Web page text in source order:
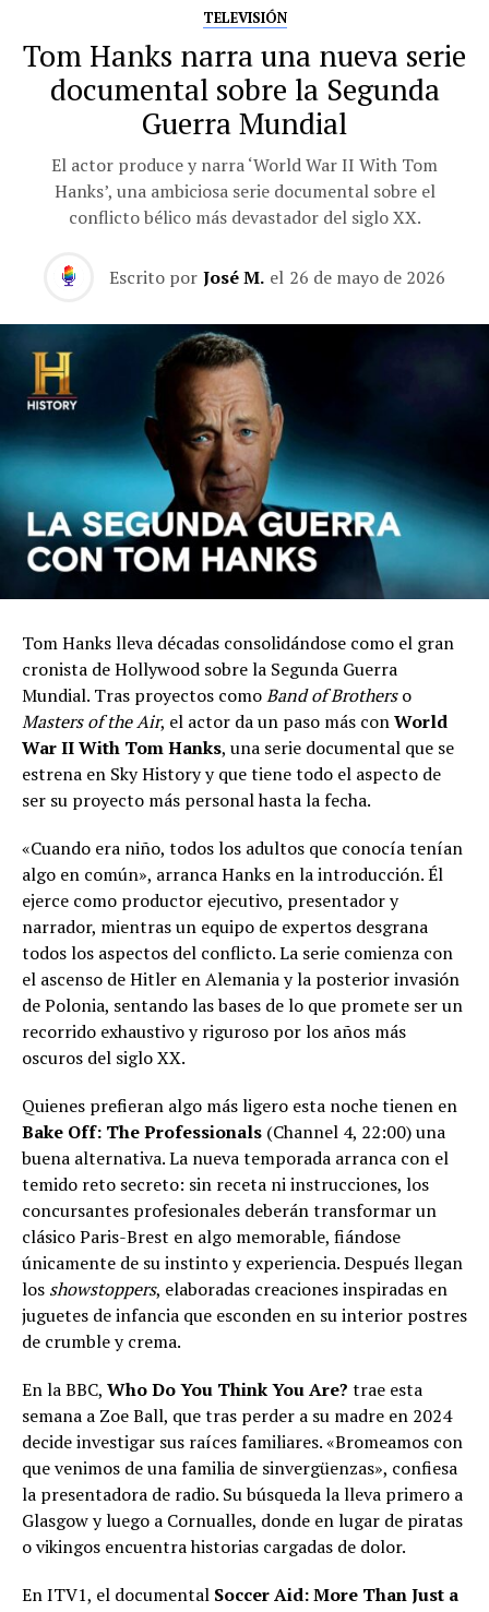
TELEVISIÓN
Tom Hanks narra una nueva serie
documental sobre la Segunda
Guerra Mundial
El actor produce y narra ‘World War II With Tom
Hanks’, una ambiciosa serie documental sobre el
conflicto bélico más devastador del siglo XX.
Escrito por José M. el 26 de mayo de 2026
Tom Hanks lleva décadas consolidándose como el gran
cronista de Hollywood sobre la Segunda Guerra
Mundial. Tras proyectos comoBand of Brotherso
Masters of the Air, el actor da un paso más conWorld
War II With Tom Hanks, una serie documental que se
estrena en Sky History y que tiene todo el aspecto de
ser su proyecto más personal hasta la fecha.
«Cuando era niño, todos los adultos que conocía tenían
algo en común», arranca Hanks en la introducción. Él
ejerce como productor ejecutivo, presentador y
narrador, mientras un equipo de expertos desgrana
todos los aspectos del conflicto. La serie comienza con
el ascenso de Hitler en Alemania y la posterior invasión
de Polonia, sentando las bases de lo que promete ser un
recorrido exhaustivo y riguroso por los años más
oscuros del siglo XX.
Quienes prefieran algo más ligero esta noche tienen en
Bake Off: The Professionals (Channel 4, 22:00) una
buena alternativa. La nueva temporada arranca con el
temido reto secreto: sin receta ni instrucciones, los
concursantes profesionales deberán transformar un
clásico Paris-Brest en algo memorable, fiándose
únicamente de su instinto y experiencia. Después llegan
los showstoppers, elaboradas creaciones inspiradas en
juguetes de infancia que esconden en su interior postres
de crumble y crema.
En la BBC, Who Do You Think You Are? trae esta
semana a Zoe Ball, que tras perder a su madre en 2024
decide investigar sus raíces familiares. «Bromeamos con
que venimos de una familia de sinvergüenzas», confiesa
la presentadora de radio. Su búsqueda la lleva primero a
Glasgow y luego a Cornualles, donde en lugar de piratas
o vikingos encuentra historias cargadas de dolor.
En ITV1, el documental Soccer Aid: More Than Just a